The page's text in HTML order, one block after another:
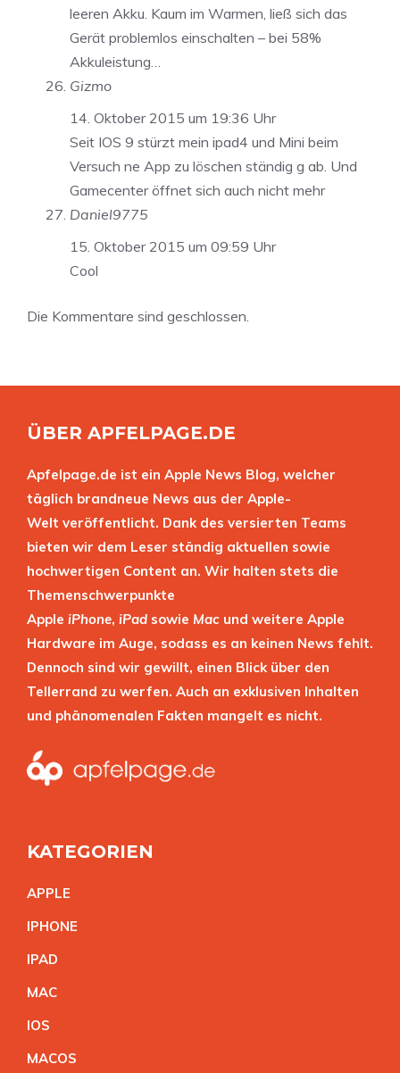
leeren Akku. Kaum im Warmen, ließ sich das
Gerät problemlos einschalten – bei 58%
Akkuleistung…
Gizmo
14. Oktober 2015 um 19:36 Uhr
Seit IOS 9 stürzt mein ipad4 und Mini beim
Versuch ne App zu löschen ständig g ab. Und
Gamecenter öffnet sich auch nicht mehr
Daniel9775
15. Oktober 2015 um 09:59 Uhr
Cool
Die Kommentare sind geschlossen.
ÜBER APFELPAGE.DE
Apfelpage.de ist ein Apple News Blog, welcher
täglich brandneue News aus der Apple-
Welt veröffentlicht. Dank des versierten Teams
bieten wir dem Leser ständig aktuellen sowie
hochwertigen Content an. Wir halten stets die
Themenschwerpunkte
Apple iPhone, iPad sowie Mac und weitere Apple
Hardware im Auge, sodass es an keinen News fehlt.
Dennoch sind wir gewillt, einen Blick über den
Tellerrand zu werfen. Auch an exklusiven Inhalten
und phänomenalen Fakten mangelt es nicht.
KATEGORIEN
APPLE
IPHONE
IPAD
MAC
IOS
MACOS